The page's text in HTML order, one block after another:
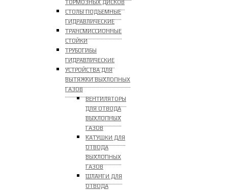
ТОРМОЗНЫХ ДИСКОВ
СТОЛЫ ПОДЪЕМНЫЕ
ГИДРАВЛИЧЕСКИЕ
ТРАНСМИССИОННЫЕ
СТОЙКИ
ТРУБОГИБЫ
ГИДРАВЛИЧЕСКИЕ
УСТРОЙСТВА ДЛЯ
ВЫТЯЖКИ ВЫХЛОПНЫХ
ГАЗОВ
ВЕНТИЛЯТОРЫ
ДЛЯ ОТВОДА
ВЫХЛОПНЫХ
ГАЗОВ
КАТУШКИ ДЛЯ
ОТВОДА
ВЫХЛОПНЫХ
ГАЗОВ
ШЛАНГИ ДЛЯ
ОТВОДА